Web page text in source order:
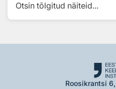
Otsin tõlgitud näiteid...
Roosikrantsi